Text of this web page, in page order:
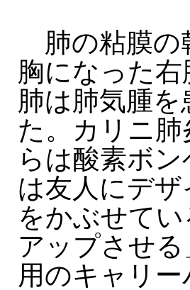
肺の粘膜の
胸になった
肺は肺気腫
た。カリニ
らは酸素ボ
は友人にデ
をかぶせて
アップさせ
用のキャリ